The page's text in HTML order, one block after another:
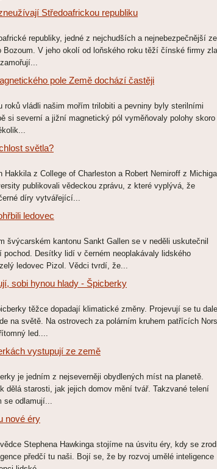
Středoafrickou republiku
republiky, jedné z nejchudších a nejnebezpečnější
Bozoum. V jeho okolí od loňského roku těží čínské firmy
pole Země dochází častěji
roků vládli našim mořím trilobiti a pevniny byly sterilními
si severní a jižní magnetický pól vyměňovaly polohy skoro
světla?
Hakkila z College of Charleston a Robert Nemiroff z
publikovali vědeckou zprávu, z které vyplývá, že
díry vytvářející...
ledovec
švýcarském kantonu Sankt Gallen se v neděli uskutečnil
pochod. Desítky lidí v černém neoplakávaly lidského
ledovec Pizol. Vědci tvrdí, že...
sobi hynou hlady - Špicberky
těžce dopadají klimatické změny. Projevují se tu
na světě. Na ostrovech za polárním kruhem patřících
led....
vystupují ze země
je jedním z nejseverněji obydlených míst na planetě.
dělá starosti, jak jejich domov mění tvář. Takzvané telení
se odlamují...
nové éry
Stephena Hawkinga stojíme na úsvitu éry, kdy se
předčí tu naši. Bojí se, že by rozvoj umělé inteligence